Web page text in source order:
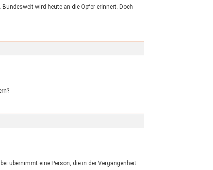
wird heute an die Opfer erinnert. Doch
übernimmt eine Person, die in der Vergangenheit